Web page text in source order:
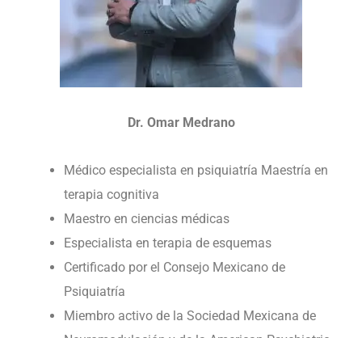
Dr. Omar Medrano
Médico especialista en psiquiatría Maestría en
terapia cognitiva
Maestro en ciencias médicas
Especialista en terapia de esquemas
Certificado por el Consejo Mexicano de
Psiquiatría
Miembro activo de la Sociedad Mexicana de